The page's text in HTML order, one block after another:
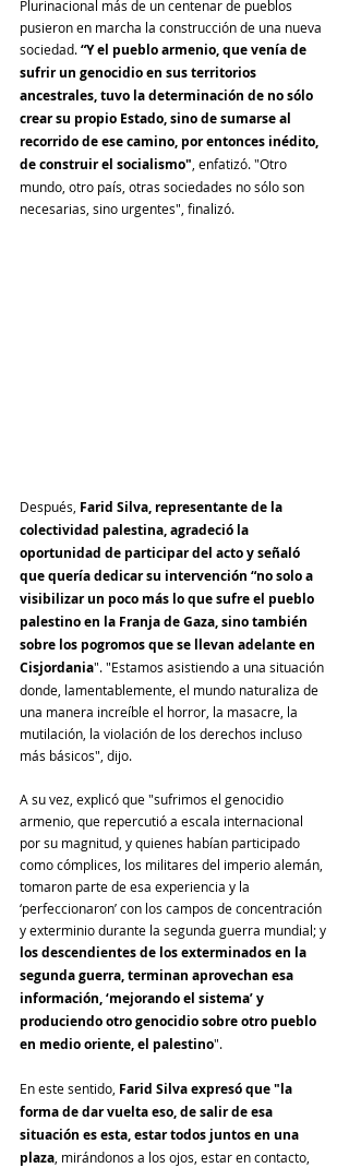
Plurinacional más de un centenar de pueblos
pusieron en marcha la construcción de una nueva
sociedad. “Y el pueblo armenio, que venía de
sufrir un genocidio en sus territorios
ancestrales, tuvo la determinación de no sólo
crear su propio Estado, sino de sumarse al
recorrido de ese camino, por entonces inédito,
de construir el socialismo" , enfatizó. "Otro
mundo, otro país, otras sociedades no sólo son
necesarias, sino urgentes", finalizó.
Después, Farid Silva, representante de la
colectividad palestina, agradeció la
oportunidad de participar del acto y señaló
que quería dedicar su intervención “no solo a
visibilizar un poco más lo que sufre el pueblo
palestino en la Franja de Gaza, sino también
sobre los pogromos que se llevan adelante en
Cisjordania". "Estamos asistiendo a una situación
donde, lamentablemente, el mundo naturaliza de
una manera increíble el horror, la masacre, la
mutilación, la violación de los derechos incluso
más básicos", dijo.
A su vez, explicó que "sufrimos el genocidio
armenio, que repercutió a escala internacional
por su magnitud, y quienes habían participado
como cómplices, los militares del imperio alemán,
tomaron parte de esa experiencia y la
‘perfeccionaron’ con los campos de concentración
y exterminio durante la segunda guerra mundial; y
los descendientes de los exterminados en la
segunda guerra, terminan aprovechan esa
información, ‘mejorando el sistema’ y
produciendo otro genocidio sobre otro pueblo
en medio oriente, el palestino".
En este sentido, Farid Silva expresó que "la
forma de dar vuelta eso, de salir de esa
situación es esta, estar todos juntos en una
plaza , mirándonos a los ojos, estar en contacto,